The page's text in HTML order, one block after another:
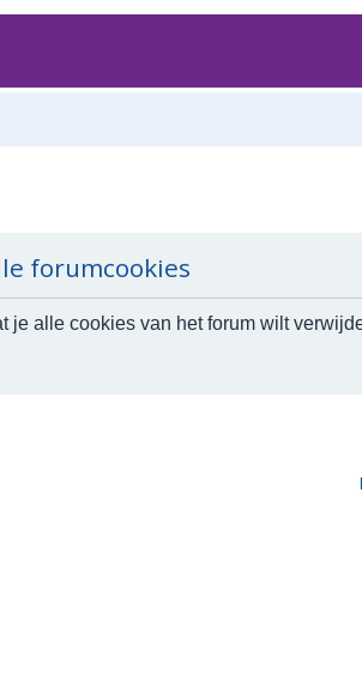
forumcookies
je alle cookies van het forum wilt